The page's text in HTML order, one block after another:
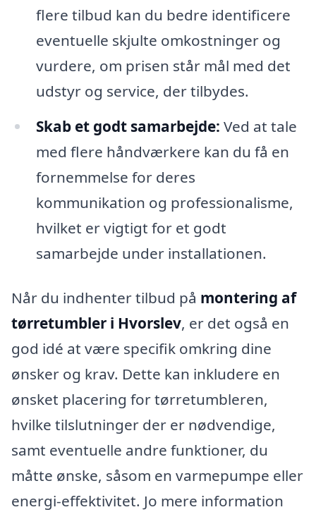
flere tilbud kan du bedre identificere
eventuelle skjulte omkostninger og
vurdere, om prisen står mål med det
udstyr og service, der tilbydes.
Skab et godt samarbejde: Ved at tale
med flere håndværkere kan du få en
fornemmelse for deres
kommunikation og professionalisme,
hvilket er vigtigt for et godt
samarbejde under installationen.
Når du indhenter tilbud på montering af
tørretumbler i Hvorslev, er det også en
god idé at være specifik omkring dine
ønsker og krav. Dette kan inkludere en
ønsket placering for tørretumbleren,
hvilke tilslutninger der er nødvendige,
samt eventuelle andre funktioner, du
måtte ønske, såsom en varmepumpe eller
energi-effektivitet. Jo mere information